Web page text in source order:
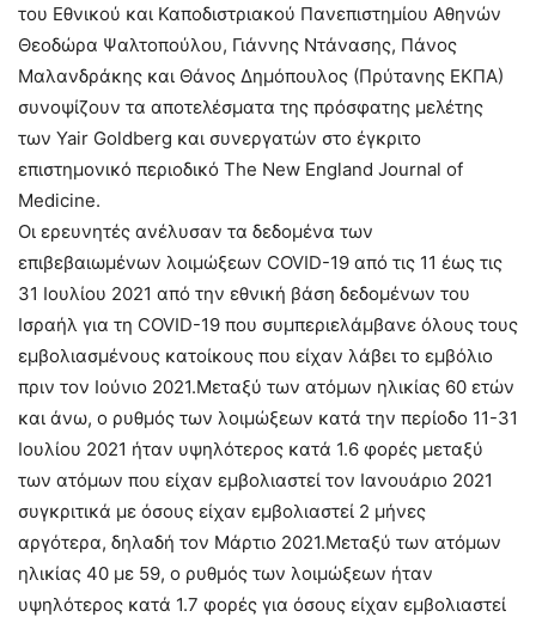
του Εθνικού και Καποδιστριακού Πανεπιστημίου Αθηνών
Θεοδώρα Ψαλτοπούλου, Γιάννης Ντάνασης, Πάνος
Μαλανδράκης και Θάνος Δημόπουλος (Πρύτανης ΕΚΠΑ)
συνοψίζουν τα αποτελέσματα της πρόσφατης μελέτης
των Yair Goldberg και συνεργατών στο έγκριτο
επιστημονικό περιοδικό The New England Journal of
Medicine.
Οι ερευνητές ανέλυσαν τα δεδομένα των
επιβεβαιωμένων λοιμώξεων COVID-19 από τις 11 έως τις
31 Ιουλίου 2021 από την εθνική βάση δεδομένων του
Ισραήλ για τη COVID-19 που συμπεριελάμβανε όλους τους
εμβολιασμένους κατοίκους που είχαν λάβει το εμβόλιο
πριν τον Ιούνιο 2021.Μεταξύ των ατόμων ηλικίας 60 ετών
και άνω, ο ρυθμός των λοιμώξεων κατά την περίοδο 11-31
Ιουλίου 2021 ήταν υψηλότερος κατά 1.6 φορές μεταξύ
των ατόμων που είχαν εμβολιαστεί τον Ιανουάριο 2021
συγκριτικά με όσους είχαν εμβολιαστεί 2 μήνες
αργότερα, δηλαδή τον Μάρτιο 2021.Μεταξύ των ατόμων
ηλικίας 40 με 59, ο ρυθμός των λοιμώξεων ήταν
υψηλότερος κατά 1.7 φορές για όσους είχαν εμβολιαστεί